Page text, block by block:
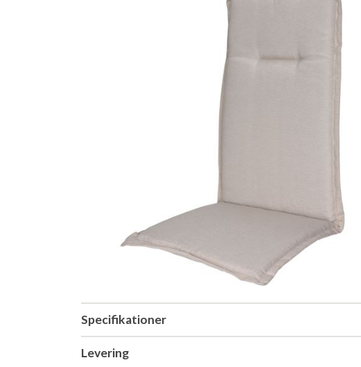
Specifikationer
Levering